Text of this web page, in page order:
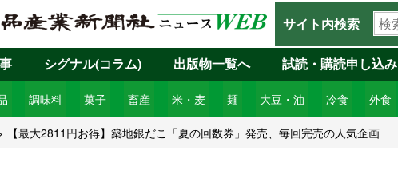
サイト内検索
検
索
ワ
ー
ド
を
入
調味料 菓子 畜産 米・麦 麺 大豆・油 冷食 外食
シグナル(コラム) 出版物一覧へ 試読・購読申し込み
【最大2811円お得】築地銀だこ「夏の回数券」発売、毎回完売の人気企画